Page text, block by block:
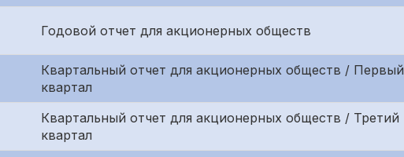
Годовой отчет для акционерных обществ
Квартальный отчет для акционерных обществ / Первый
квартал
Квартальный отчет для акционерных обществ / Третий
квартал